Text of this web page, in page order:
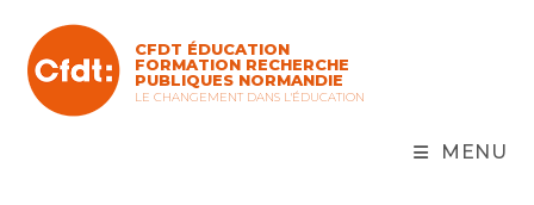
content
CFDT ÉDUCATION
FORMATION RECHERCHE
PUBLIQUES NORMANDIE
LE CHANGEMENT DANS L'ÉDUCATION
MENU